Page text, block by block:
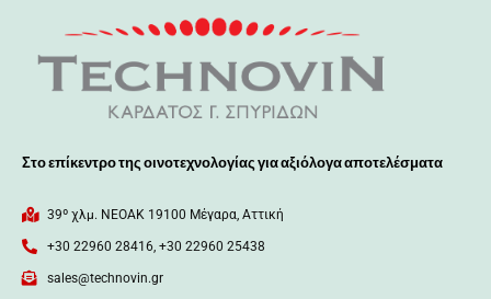
Στο επίκεντρο της οινοτεχνολογίας για αξιόλογα αποτελέσματα
39º χλμ. ΝΕΟΑΚ 19100 Mέγαρα, Αττική
+30 22960 28416, +30 22960 25438
sales@technovin.gr